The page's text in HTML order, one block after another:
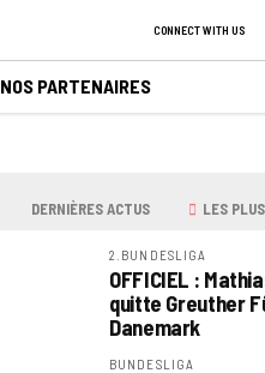
CONNECT WITH US
NOS PARTENAIRES
DERNIÈRES ACTUS LES
2.BUNDESLIGA
OFFICIEL :
quitte Greuther
Danemark
BUNDESLIGA